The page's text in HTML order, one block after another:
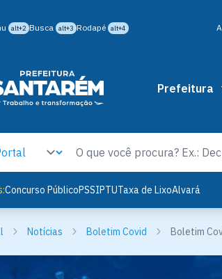
alt+2 Busca alt+3 Rodapé alt+4
Prefeitura
Concurso PúblicoPSSIPTUTaxa de LixoAlvará
Notícias Boletim Covid Boletim